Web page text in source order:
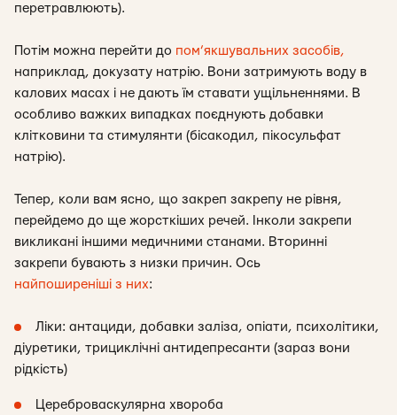
перетравлюють).
Потім можна перейти до пом’якшувальних засобів,
наприклад, докузату натрію. Вони затримують воду в
калових масах і не дають їм ставати ущільненнями. В
особливо важких випадках поєднують добавки
клітковини та стимулянти (бісакодил, пікосульфат
натрію).
Тепер, коли вам ясно, що закреп закрепу не рівня,
перейдемо до ще жорсткіших речей. Інколи закрепи
викликані іншими медичними станами. Вторинні
закрепи бувають з низки причин. Ось
найпоширеніші з них:
Ліки: антациди, добавки заліза, опіати, психолітики,
діуретики, трициклічні антидепресанти (зараз вони
рідкість)
Цереброваскулярна хвороба